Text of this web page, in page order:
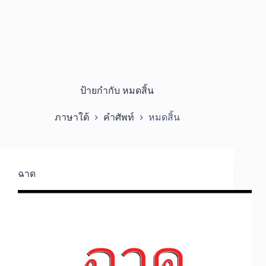
ป้ายกำกับ หมดสิ้น
ภาษาใต้ คำศัพท์ หมดสิ้น
ฉาด